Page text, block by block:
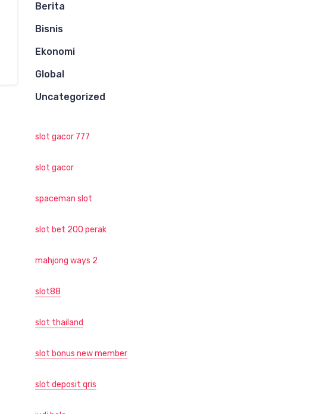
Berita
Bisnis
Ekonomi
Global
Uncategorized
slot gacor 777
slot gacor
spaceman slot
slot bet 200 perak
mahjong ways 2
slot88
slot thailand
slot bonus new member
slot deposit qris